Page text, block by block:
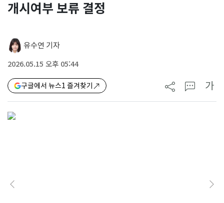
개시여부 보류 결정
유수연 기자
2026.05.15 오후 05:44
구글에서 뉴스1 즐겨찾기 가